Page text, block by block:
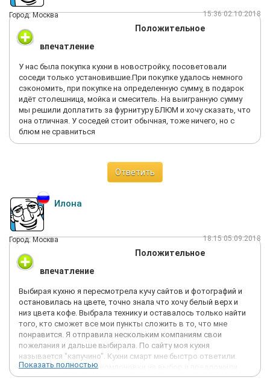
Город: Москва 15:36 02.10.2018
Положительное
впечатление
У нас была покупка кухни в новостройку, посоветовали
соседи только установившие.При покупке удалось немного
сэкономить, при покупке на определенную сумму, в подарок
идёт столешница, мойка и смеситель. На выигранную сумму
мы решили доплатить за фурнитуру БЛЮМ и хочу сказать, что
она отличная. У соседей стоит обычная, тоже ничего, но с
блюм не сравниться
Ответить
Илона
Город: Москва 18:15 05.09.2018
Положительное
впечатление
Выбирая кухню я пересмотрела кучу сайтов и фотографий и
остановилась на цвете, точно знала что хочу белый верх и
низ цвета кофе. Выбрала технику и оставалось только найти
того, кто сможет все мои пункты сложить в то, что мне
понравится. Я отправила нескольким компаниям свои
пожелания и дальше выбирала. По сайту моя кухня
называется "капучино". Кухни смарт мне быстро ответили.
Прислали 3 варианта компоновки на выбор и предложили
столешницу сделать в подарок. Цена у них была дешевле, в
Показать полностью